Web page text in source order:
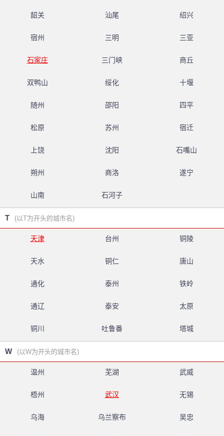
韶关 汕尾 绍兴
宿州 三明 三亚
石家庄 三门峡 商丘
双鸭山 绥化 十堰
随州 邵阳 四平
松原 苏州 宿迁
上饶 沈阳 石嘴山
朔州 商洛 遂宁
山南 石河子
T (以T为开头的城市名)
天津 台州 铜陵
天水 铜仁 唐山
通化 泰州 铁岭
通辽 泰安 太原
铜川 吐鲁番 塔城
W (以W为开头的城市名)
温州 芜湖 武威
梧州 武汉 无锡
乌海 乌兰察布 吴忠